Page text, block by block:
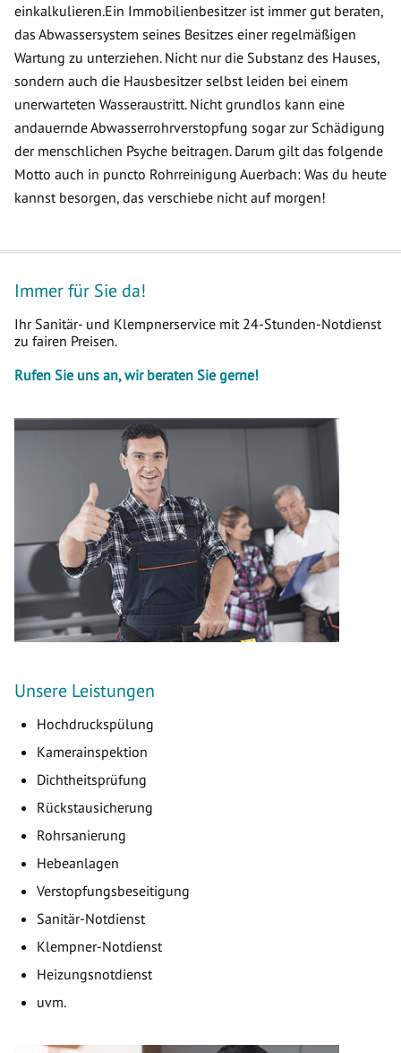
einkalkulieren.Ein Immobilienbesitzer ist immer gut beraten,
das Abwassersystem seines Besitzes einer regelmäßigen
Wartung zu unterziehen. Nicht nur die Substanz des Hauses,
sondern auch die Hausbesitzer selbst leiden bei einem
unerwarteten Wasseraustritt. Nicht grundlos kann eine
andauernde Abwasserrohrverstopfung sogar zur Schädigung
der menschlichen Psyche beitragen. Darum gilt das folgende
Motto auch in puncto Rohrreinigung Auerbach: Was du heute
kannst besorgen, das verschiebe nicht auf morgen!
Immer für Sie da!
Ihr Sanitär- und Klempnerservice mit 24-Stunden-Notdienst
zu fairen Preisen.
Rufen Sie uns an, wir beraten Sie gerne!
Unsere Leistungen
Hochdruckspülung
Kamerainspektion
Dichtheitsprüfung
Rückstausicherung
Rohrsanierung
Hebeanlagen
Verstopfungsbeseitigung
Sanitär-Notdienst
Klempner-Notdienst
Heizungsnotdienst
uvm.